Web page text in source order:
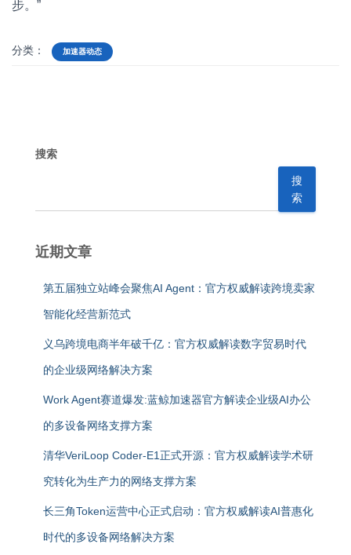
步。”
分类： 加速器动态
搜索
搜
索
近期文章
第五届独立站峰会聚焦AI Agent：官方权威解读跨境卖家
智能化经营新范式
义乌跨境电商半年破千亿：官方权威解读数字贸易时代
的企业级网络解决方案
Work Agent赛道爆发:蓝鲸加速器官方解读企业级AI办公
的多设备网络支撑方案
清华VeriLoop Coder-E1正式开源：官方权威解读学术研
究转化为生产力的网络支撑方案
长三角Token运营中心正式启动：官方权威解读AI普惠化
时代的多设备网络解决方案